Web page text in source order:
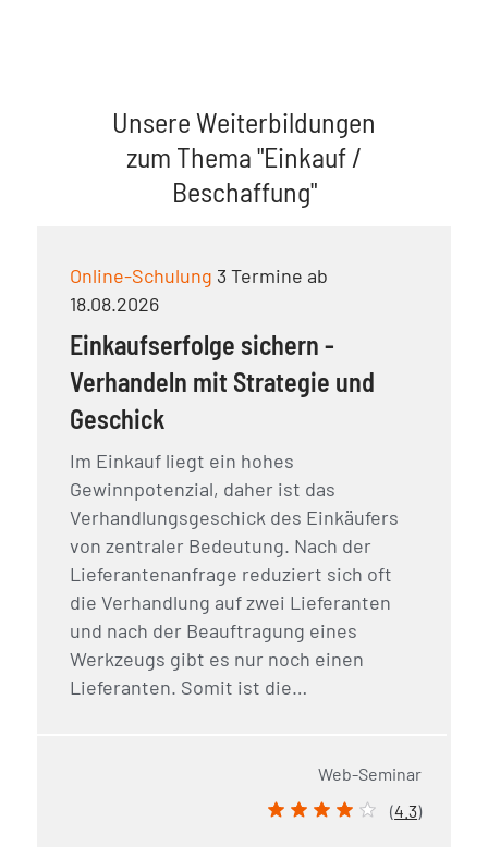
Unsere Weiterbildungen
zum Thema "Einkauf /
Beschaffung"
Online-Schulung 3 Termine ab
18.08.2026
Einkaufserfolge sichern -
Verhandeln mit Strategie und
Geschick
Im Einkauf liegt ein hohes
Gewinnpotenzial, daher ist das
Verhandlungsgeschick des Einkäufers
von zentraler Bedeutung. Nach der
Lieferantenanfrage reduziert sich oft
die Verhandlung auf zwei Lieferanten
und nach der Beauftragung eines
Werkzeugs gibt es nur noch einen
Lieferanten. Somit ist die…
Web-Seminar
(4.3)